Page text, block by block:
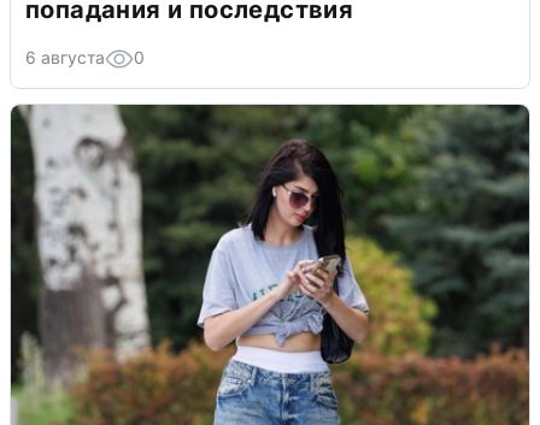
попадания и последствия
6 августа 0